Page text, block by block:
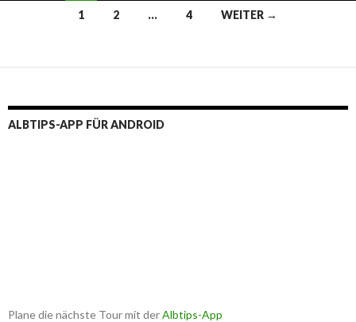
Beitragsnavigation
1 2 … 4 WEITER →
ALBTIPS-APP FÜR ANDROID
Plane die nächste Tour mit derAlbtips-App